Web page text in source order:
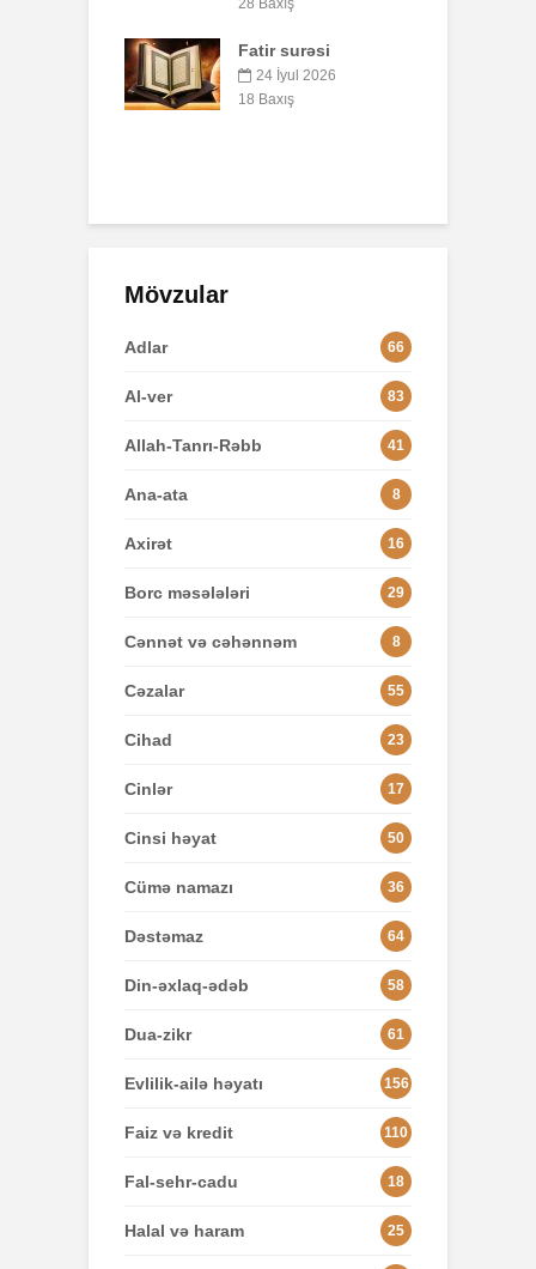
AŞURA BARƏDƏ
26 İyun 2026
Mövzular
Adlar 66
Al-ver 83
Allah-Tanrı-Rəbb 41
Ana-ata 8
Axirət 16
Borc məsələləri 29
Cənnət və cəhənnəm 8
Cəzalar 55
Cihad 23
Cinlər 17
Cinsi həyat 50
Cümə namazı 36
Dəstəmaz 64
Din-əxlaq-ədəb 58
Dua-zikr 61
Evlilik-ailə həyatı 156
Faiz və kredit 110
Fal-sehr-cadu 18
Halal və haram 25